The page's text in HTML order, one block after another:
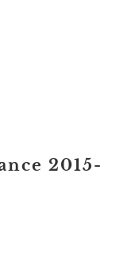
2015-